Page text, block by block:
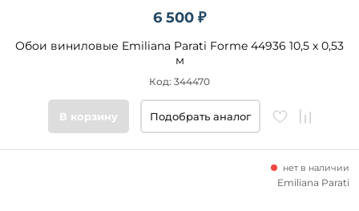
6 500 ₽
Обои виниловые Emiliana Parati Forme 44936 10,5 x 0,53
м
Код: 344470
В корзину Подобрать аналог
нет в наличии
Emiliana Parati